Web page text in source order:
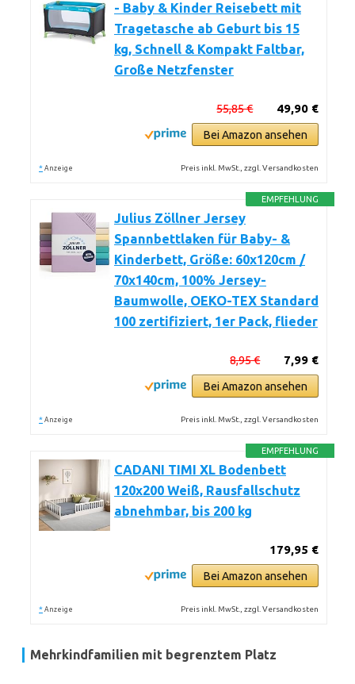
- Baby & Kinder Reisebett mit
Tragetasche ab Geburt bis 15
kg, Schnell & Kompakt Faltbar,
Große Netzfenster
49,90 €
55,85 €
Bei Amazon ansehen
* Anzeige Preis inkl. MwSt., zzgl. Versandkosten
EMPFEHLUNG
Julius Zöllner Jersey
Spannbettlaken für Baby- &
Kinderbett, Größe: 60x120cm /
70x140cm, 100% Jersey-
Baumwolle, OEKO-TEX Standard
100 zertifiziert, 1er Pack, flieder
7,99 €
8,95 €
Bei Amazon ansehen
* Anzeige Preis inkl. MwSt., zzgl. Versandkosten
EMPFEHLUNG
CADANI TIMI XL Bodenbett
120x200 Weiß, Rausfallschutz
abnehmbar, bis 200 kg
179,95 €
Bei Amazon ansehen
* Anzeige Preis inkl. MwSt., zzgl. Versandkosten
Mehrkindfamilien mit begrenztem Platz